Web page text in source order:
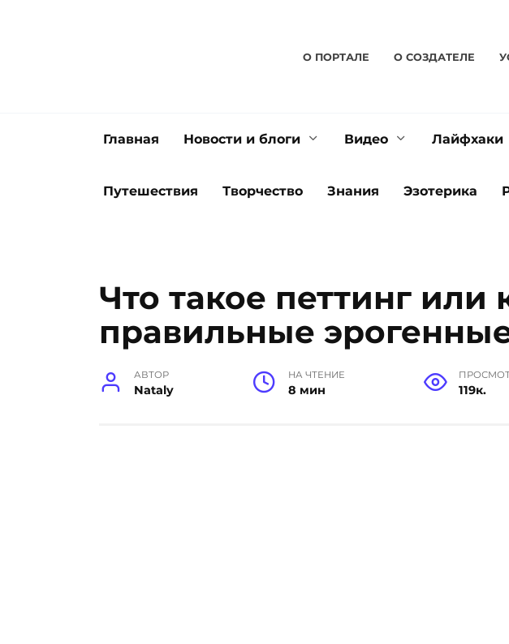
О ПОРТАЛЕ О CОЗДАТЕЛЕ
Главная Новости и блоги Видео Лайфхаки
Путешествия Творчество Знания Эзотерика
Что такое петтинг или
правильные
АВТОР
Nataly
НА ЧТЕНИЕ
8 мин 119к.